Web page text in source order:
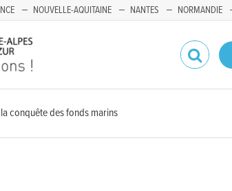
NOUVELLE-AQUITAINE NANTES NORMANDIE
conquête des fonds marins